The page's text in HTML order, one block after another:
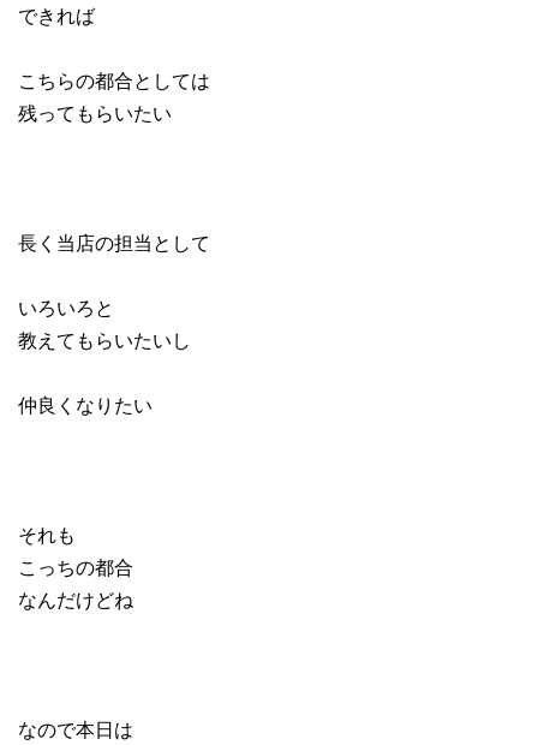
できれば
こちらの都合としては
残ってもらいたい
長く当店の担当として
いろいろと
教えてもらいたいし
仲良くなりたい
それも
こっちの都合
なんだけどね
なので本日は